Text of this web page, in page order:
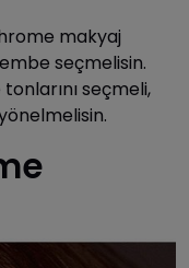
makyaj
seçmelisin.
seçmeli,